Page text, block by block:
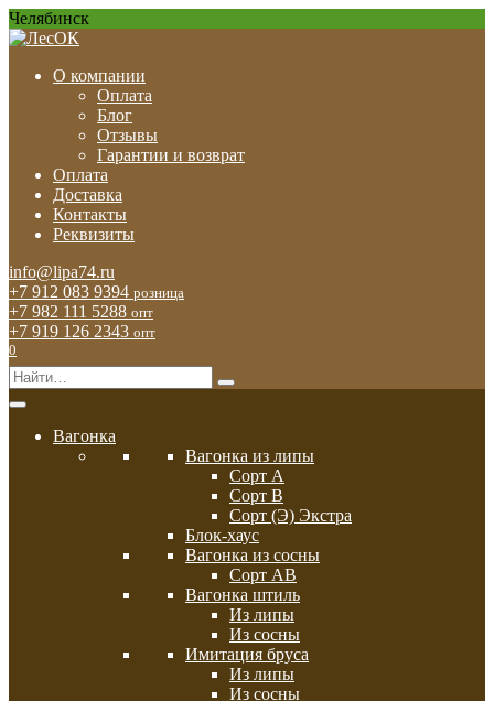
Перейти
к
Челябинск
О компании
Оплата
Блог
Отзывы
Гарантии и возврат
Оплата
Доставка
Контакты
Реквизиты
info@lipa74.ru
+7 912 083 9394 розница
+7 982 111 5288 опт
+7 919 126 2343 опт
0
Search
for:
Вагонка
Вагонка из липы
Сорт А
Сорт В
Сорт (Э) Экстра
Блок-хаус
Вагонка из сосны
Сорт АВ
Вагонка штиль
Из липы
Из сосны
Имитация бруса
Из липы
Из сосны